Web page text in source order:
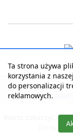
Strona główna |
Polityka
Warto zobaczyć:
Domy
Ta strona używa
korzystania z
do personalizacji
reklamowych.